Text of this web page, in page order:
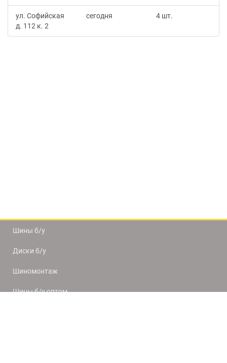
ул. Софийская
д. 112 к. 2
сегодня 4 шт.
Шины б/у
Диски б/у
Шиномонтаж
Шины б/у оптом